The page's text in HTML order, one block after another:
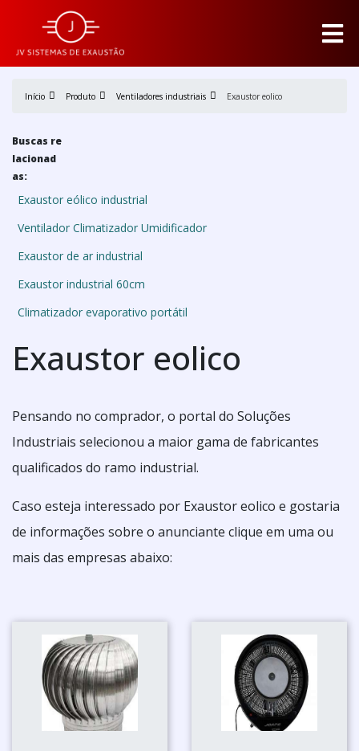
Início Produto Ventiladores industriais Exaustor eolico
Buscas re
lacionad
as:
Exaustor eólico industrial
Ventilador Climatizador Umidificador
Exaustor de ar industrial
Exaustor industrial 60cm
Climatizador evaporativo portátil
Exaustor eolico
Pensando no comprador, o portal do Soluções
Industriais selecionou a maior gama de fabricantes
qualificados do ramo industrial.
Caso esteja interessado por Exaustor eolico e gostaria
de informações sobre o anunciante clique em uma ou
mais das empresas abaixo: